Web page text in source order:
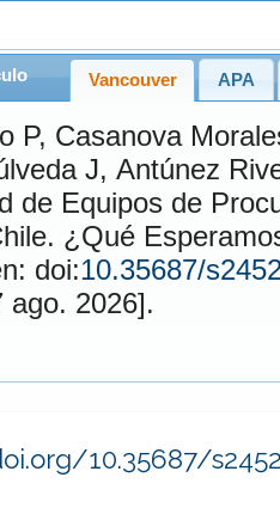
Vancouver APA
P, Casanova
J, Antúnez
¿Qué
doi:10.35687/
7 ago. 2026].
10.35687/